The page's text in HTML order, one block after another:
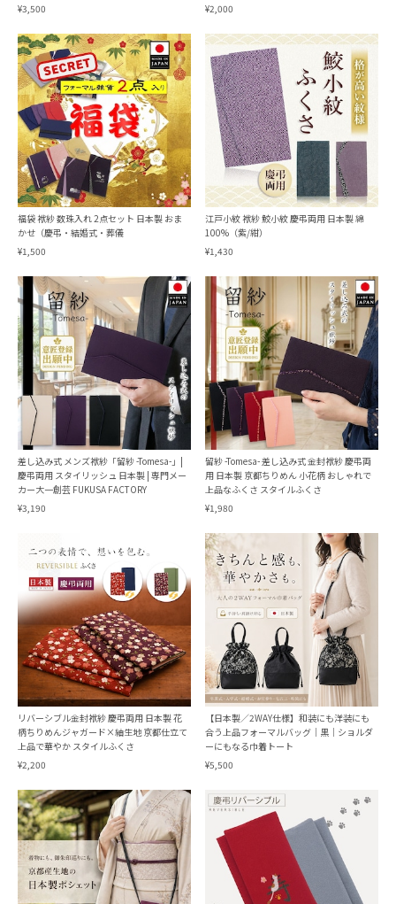
¥3,500
¥2,000
福袋 袱紗 数珠入れ 2点セット 日本製 おま
かせ（慶弔・結婚式・葬儀
¥1,500
江戸小紋 袱紗 鮫小紋 慶弔両用 日本製 綿
100%（紫/紺）
¥1,430
差し込み式 メンズ袱紗「留紗 -Tomesa-」|
慶弔両用 スタイリッシュ 日本製 | 専門メー
カー大一創芸 FUKUSA FACTORY
¥3,190
留紗 -Tomesa- 差し込み式 金封袱紗 慶弔両
用 日本製 京都ちりめん 小花柄 おしゃれで
上品なふくさ スタイルふくさ
¥1,980
リバーシブル金封袱紗 慶弔両用 日本製 花
柄ちりめんジャガード×紬生地 京都仕立て
上品で華やか スタイルふくさ
¥2,200
【日本製／2WAY仕様】和装にも洋装にも
合う上品フォーマルバッグ｜黒｜ショルダ
ーにもなる巾着トート
¥5,500